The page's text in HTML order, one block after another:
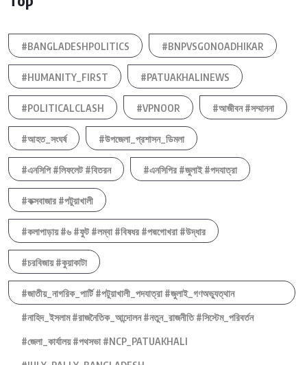
#BANGLADESHPOLITICS #BNPVSGONOADHIKAR
#HUMANITY_FIRST #PATUAKHALINEWS
#POLITICALCLASH #VPNOOR #আজীবন #সম্মাননা
#আহত_সংঘর্ষ #উপজেলা_প্রশাসন_ডিমলা
#এনসিপি #লিফলেট #বিতরন #এনসিপির #জুলাই #পদযাত্রা
#কক্সবাজার #পটুয়াখালী
#কলাপাড়ায় #৬ #ফুট #লম্বা #বিষধর #পদ্মগোখরা #উদ্ধার
#চরবিজায় #কুয়াকাটা
#জাতীয়_নাগরিক_পার্টি #পটুয়াখালী_পদযাত্রা #জুলাই_গণঅভ্যুত্থান
#নাহিদ_ইসলাম #রাজনৈতিক_আন্দোলন #নতুন_রাজনীতি #সিস্টেম_পরিবর্তন
#জেলা_কার্যালয় #পথসভা #NCP_PATUAKHALI